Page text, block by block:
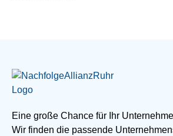
Eine große Chance für Ihr
Wir finden die passende